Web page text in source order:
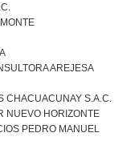
AREJESA
S.A.C.
NUEVO HORIZONTE
PEDRO MANUEL